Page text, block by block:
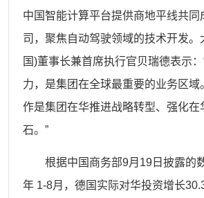
中国智能计算平台提供商地平线共同
司，聚焦自动驾驶领域的技术开发。
国)董事长兼首席执行官贝瑞德表示
力，是集团在全球最重要的业务区域
作是集团在华推进战略转型、强化在
石。”
根据中国商务部9月19日披露的
年 1-8月，德国实际对华投资增长